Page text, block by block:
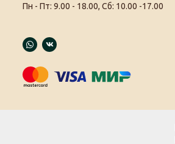
Пн - Пт: 9.00 - 18.00, Сб: 10.00 -17.00